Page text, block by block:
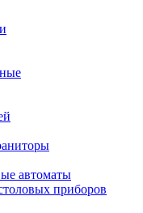
автоматы
приборов